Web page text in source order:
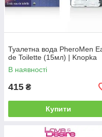
Туалетна вода PheroMen
de Toilette (15мл) | Knopka
В наявності
415 ₴
Купити